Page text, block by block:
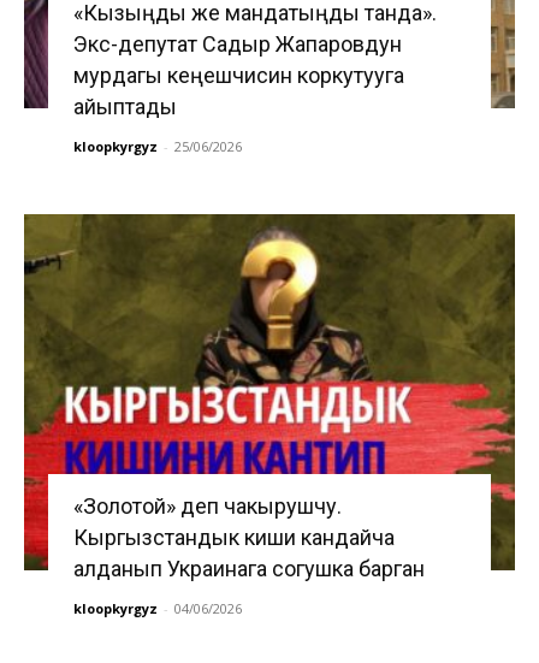
«Кызыңды же мандатыңды танда».
Экс-депутат Садыр Жапаровдун
мурдагы кеңешчисин коркутууга
айыптады
kloopkyrgyz - 25/06/2026
«Золотой» деп чакырушчу.
Кыргызстандык киши кандайча
алданып Украинага согушка барган
kloopkyrgyz - 04/06/2026